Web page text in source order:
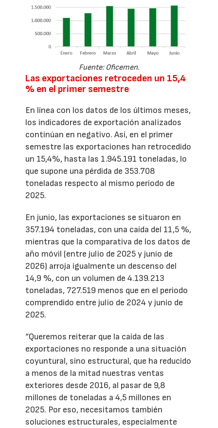
Fuente: Oficemen.
Las exportaciones retroceden un 15,4
% en el primer semestre
En línea con los datos de los últimos meses,
los indicadores de exportación analizados
continúan en negativo. Así, en el primer
semestre las exportaciones han retrocedido
un 15,4%, hasta las 1.945.191 toneladas, lo
que supone una pérdida de 353.708
toneladas respecto al mismo período de
2025.
En junio, las exportaciones se situaron en
357.194 toneladas, con una caída del 11,5 %,
mientras que la comparativa de los datos de
año móvil (entre julio de 2025 y junio de
2026) arroja igualmente un descenso del
14,9 %, con un volumen de 4.139.213
toneladas, 727.519 menos que en el periodo
comprendido entre julio de 2024 y junio de
2025.
“Queremos reiterar que la caída de las
exportaciones no responde a una situación
coyuntural, sino estructural, que ha reducido
a menos de la mitad nuestras ventas
exteriores desde 2016, al pasar de 9,8
millones de toneladas a 4,5 millones en
2025. Por eso, necesitamos también
soluciones estructurales, especialmente